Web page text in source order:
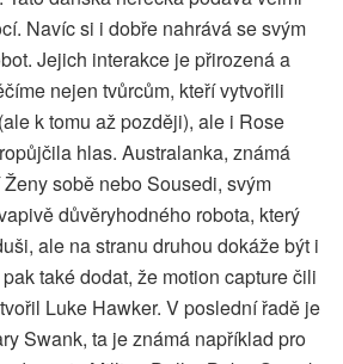
Navíc si i dobře nahrává se svým
Jejich interakce je přirozená a
nejen tvůrcům, kteří vytvořili
k tomu až později), ale i Rose
hlas. Australanka, známá
sobě nebo Sousedi, svým
důvěryhodného robota, který
ale na stranu druhou dokáže být i
také dodat, že motion capture čili
Luke Hawker. V poslední řadě je
Swank, ta je známá například pro